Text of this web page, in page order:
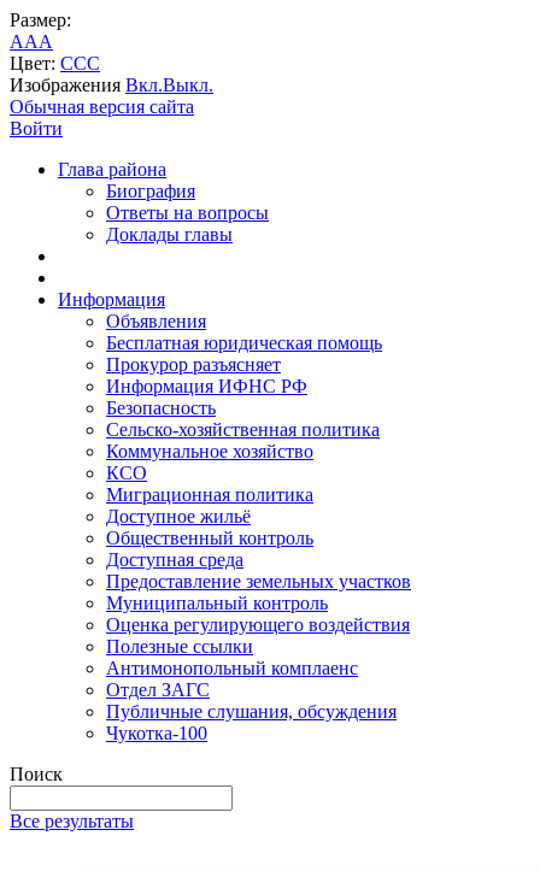
Размер:
AAA
Цвет: CCC
Изображения Вкл.Выкл.
Обычная версия сайта
Войти
Глава района
Биография
Ответы на вопросы
Доклады главы
Информация
Объявления
Бесплатная юридическая помощь
Прокурор разъясняет
Информация ИФНС РФ
Безопасность
Сельско-хозяйственная политика
Коммунальное хозяйство
КСО
Миграционная политика
Доступное жильё
Общественный контроль
Доступная среда
Предоставление земельных участков
Муниципальный контроль
Оценка регулирующего воздействия
Полезные ссылки
Антимонопольный комплаенс
Отдел ЗАГС
Публичные слушания, обсуждения
Чукотка-100
Поиск
Все результаты